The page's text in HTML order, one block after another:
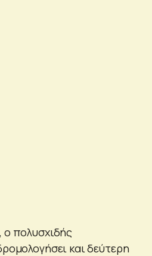
πολυσχιδής
και δεύτερη